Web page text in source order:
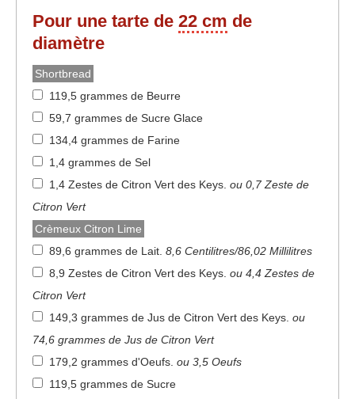
Pour une tarte de 22 cm de
diamètre
Shortbread
119,5 grammes de Beurre
59,7 grammes de Sucre Glace
134,4 grammes de Farine
1,4 grammes de Sel
1,4 Zestes de Citron Vert des Keys. ou 0,7 Zeste de
Citron Vert
Crèmeux Citron Lime
89,6 grammes de Lait. 8,6 Centilitres/86,02 Millilitres
8,9 Zestes de Citron Vert des Keys. ou 4,4 Zestes de
Citron Vert
149,3 grammes de Jus de Citron Vert des Keys. ou
74,6 grammes de Jus de Citron Vert
179,2 grammes d'Oeufs. ou 3,5 Oeufs
119,5 grammes de Sucre